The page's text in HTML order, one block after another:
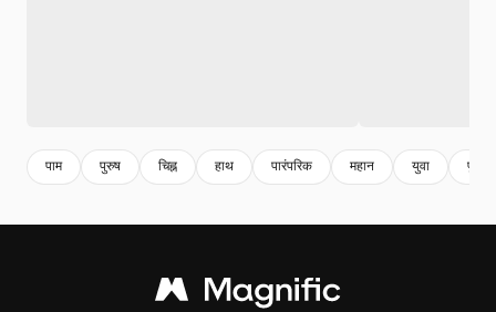
पाम पुरुष चिह्न हाथ पारंपरिक महान युवा पुरुष